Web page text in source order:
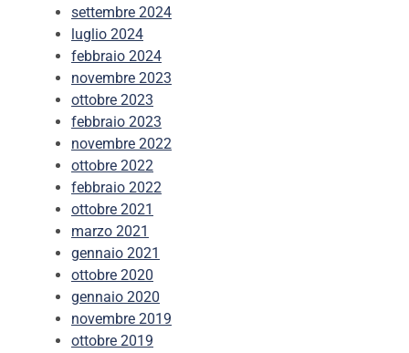
settembre 2024
luglio 2024
febbraio 2024
novembre 2023
ottobre 2023
febbraio 2023
novembre 2022
ottobre 2022
febbraio 2022
ottobre 2021
marzo 2021
gennaio 2021
ottobre 2020
gennaio 2020
novembre 2019
ottobre 2019